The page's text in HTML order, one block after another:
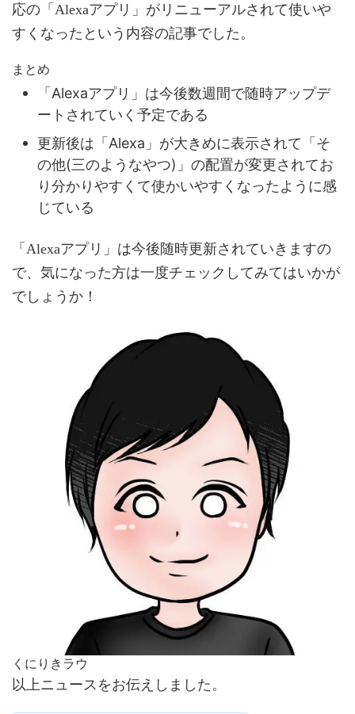
応の「Alexaアプリ」がリニューアルされて使いや
すくなったという内容の記事でした。
まとめ
「Alexaアプリ」は今後数週間で随時アップデ
ートされていく予定である
更新後は「Alexa」が大きめに表示されて「そ
の他(三のようなやつ)」の配置が変更されてお
り分かりやすくて使かいやすくなったように感
じている
「Alexaアプリ」は今後随時更新されていきますの
で、気になった方は一度チェックしてみてはいかが
でしょうか！
くにりきラウ
以上ニュースをお伝えしました。